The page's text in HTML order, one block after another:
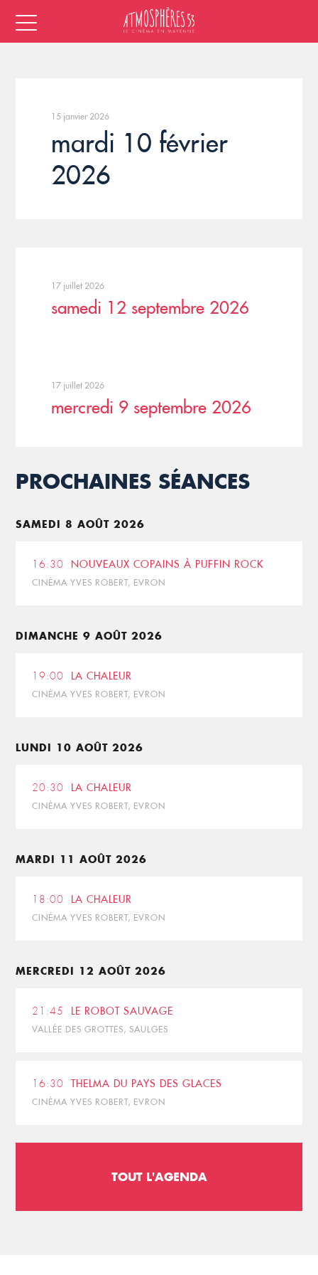
15 janvier 2026
mardi 10 février
2026
17 juillet 2026
samedi 12 septembre 2026
17 juillet 2026
mercredi 9 septembre 2026
PROCHAINES SÉANCES
SAMEDI 8 AOÛT 2026
16:30 NOUVEAUX COPAINS À PUFFIN ROCK
CINÉMA YVES ROBERT, EVRON
DIMANCHE 9 AOÛT 2026
19:00 LA CHALEUR
CINÉMA YVES ROBERT, EVRON
LUNDI 10 AOÛT 2026
20:30 LA CHALEUR
CINÉMA YVES ROBERT, EVRON
MARDI 11 AOÛT 2026
18:00 LA CHALEUR
CINÉMA YVES ROBERT, EVRON
MERCREDI 12 AOÛT 2026
21:45 LE ROBOT SAUVAGE
VALLÉE DES GROTTES, SAULGES
16:30 THELMA DU PAYS DES GLACES
CINÉMA YVES ROBERT, EVRON
TOUT L'AGENDA